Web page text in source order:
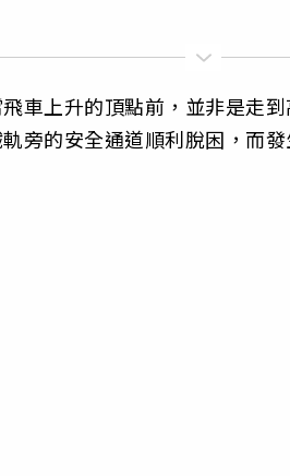
車上升的頂點前，並非是走
旁的安全通道順利脫困，而